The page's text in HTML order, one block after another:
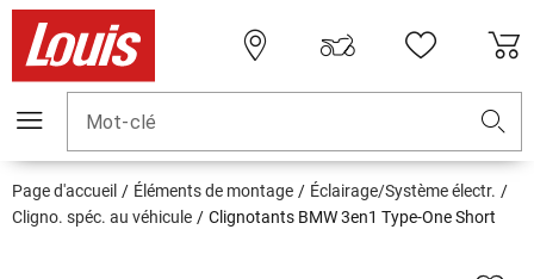
Mot-clé
Page d'accueil Éléments de montage
Éclairage/Système électr.
Cligno. spéc. au véhicule
Clignotants BMW 3en1 Type-One Short